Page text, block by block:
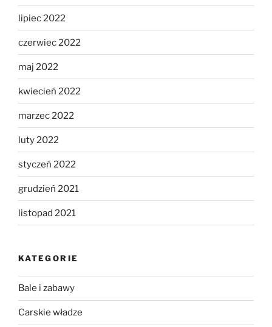
lipiec 2022
czerwiec 2022
maj 2022
kwiecień 2022
marzec 2022
luty 2022
styczeń 2022
grudzień 2021
listopad 2021
KATEGORIE
Bale i zabawy
Carskie władze